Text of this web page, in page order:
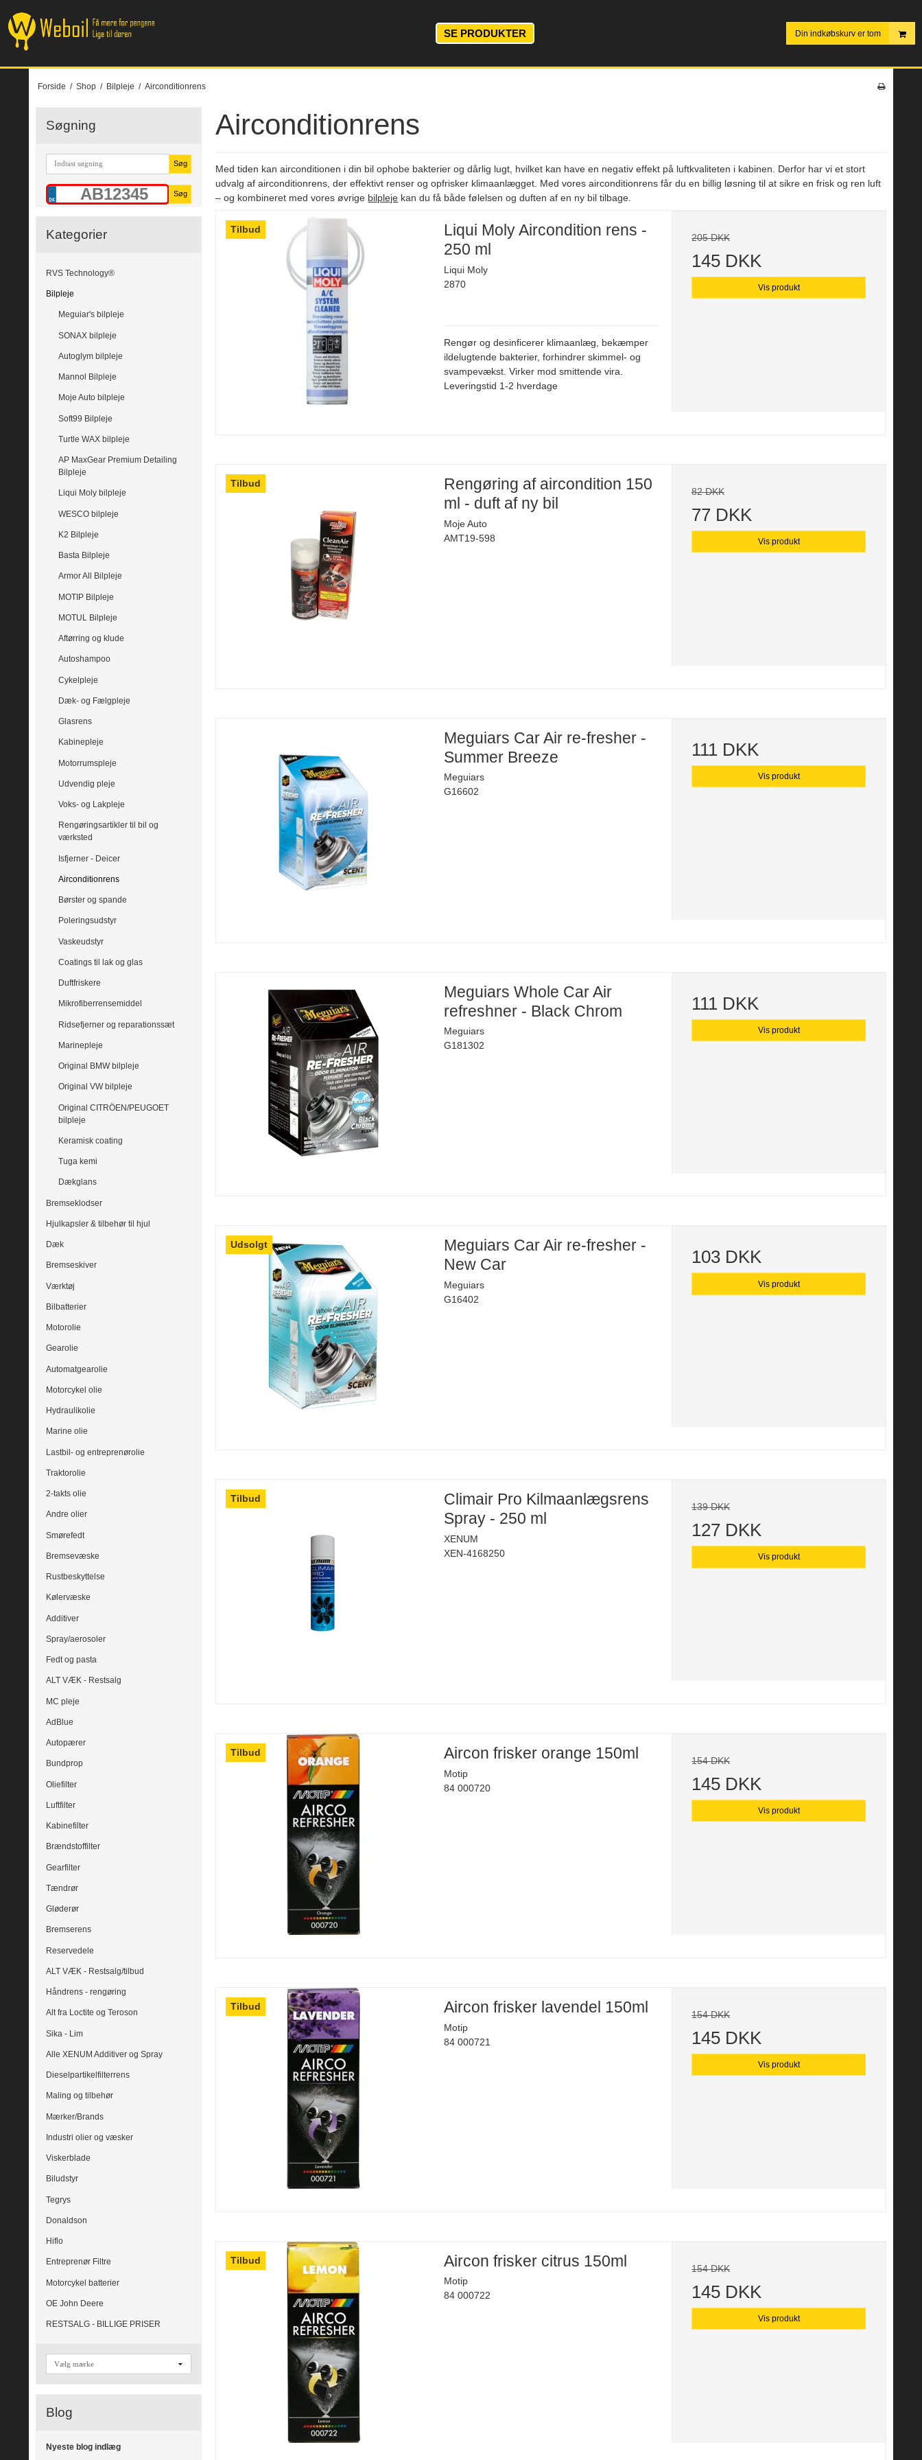
SE PRODUKTER Din indkøbskurv er tom
Forside / Shop / Bilpleje / Airconditionrens
Søgning
Søg
Søg
Kategorier
RVS Technology®
Bilpleje
Meguiar's bilpleje
SONAX bilpleje
Autoglym bilpleje
Mannol Bilpleje
Moje Auto bilpleje
Soft99 Bilpleje
Turtle WAX bilpleje
AP MaxGear Premium Detailing
Bilpleje
Liqui Moly bilpleje
WESCO bilpleje
K2 Bilpleje
Basta Bilpleje
Armor All Bilpleje
MOTIP Bilpleje
MOTUL Bilpleje
Aftørring og klude
Autoshampoo
Cykelpleje
Dæk- og Fælgpleje
Glasrens
Kabinepleje
Motorrumspleje
Udvendig pleje
Voks- og Lakpleje
Rengøringsartikler til bil og
værksted
Isfjerner - Deicer
Airconditionrens
Børster og spande
Poleringsudstyr
Vaskeudstyr
Coatings til lak og glas
Duftfriskere
Mikrofiberrensemiddel
Ridsefjerner og reparationssæt
Marinepleje
Original BMW bilpleje
Original VW bilpleje
Original CITRÖEN/PEUGOET
bilpleje
Keramisk coating
Tuga kemi
Dækglans
Bremseklodser
Hjulkapsler & tilbehør til hjul
Dæk
Bremseskiver
Værktøj
Bilbatterier
Motorolie
Gearolie
Automatgearolie
Motorcykel olie
Hydraulikolie
Marine olie
Lastbil- og entreprenørolie
Traktorolie
2-takts olie
Andre olier
Smørefedt
Bremsevæske
Rustbeskyttelse
Kølervæske
Additiver
Spray/aerosoler
Fedt og pasta
ALT VÆK - Restsalg
MC pleje
AdBlue
Autopærer
Bundprop
Oliefilter
Luftfilter
Kabinefilter
Brændstoffilter
Gearfilter
Tændrør
Gløderør
Bremserens
Reservedele
ALT VÆK - Restsalg/tilbud
Håndrens - rengøring
Alt fra Loctite og Teroson
Sika - Lim
Alle XENUM Additiver og Spray
Dieselpartikelfilterrens
Maling og tilbehør
Mærker/Brands
Industri olier og væsker
Viskerblade
Biludstyr
Tegrys
Donaldson
Hiflo
Entreprenør Filtre
Motorcykel batterier
OE John Deere
RESTSALG - BILLIGE PRISER
Blog
Nyeste blog indlæg
Airconditionrens
Med tiden kan airconditionen i din bil ophobe bakterier og dårlig lugt, hvilket kan have en negativ effekt på luftkvaliteten i kabinen. Derfor har vi et stort
udvalg af airconditionrens, der effektivt renser og opfrisker klimaanlægget. Med vores airconditionrens får du en billig løsning til at sikre en frisk og ren luft
– og kombineret med vores øvrige bilpleje kan du få både følelsen og duften af en ny bil tilbage.
Tilbud
Liqui Moly Aircondition rens -
250 ml
Liqui Moly
2870
Rengør og desinficerer klimaanlæg, bekæmper
ildelugtende bakterier, forhindrer skimmel- og
svampevækst. Virker mod smittende vira.
Leveringstid 1-2 hverdage
205 DKK
145 DKK
Vis produkt
Tilbud
Rengøring af aircondition 150
ml - duft af ny bil
Moje Auto
AMT19-598
82 DKK
77 DKK
Vis produkt
Meguiars Car Air re-fresher -
Summer Breeze
Meguiars
G16602
111 DKK
Vis produkt
Meguiars Whole Car Air
refreshner - Black Chrom
Meguiars
G181302
111 DKK
Vis produkt
Udsolgt
Meguiars Car Air re-fresher -
New Car
Meguiars
G16402
103 DKK
Vis produkt
Tilbud
Climair Pro Kilmaanlægsrens
Spray - 250 ml
XENUM
XEN-4168250
139 DKK
127 DKK
Vis produkt
Tilbud Aircon frisker orange 150ml
Motip
84 000720
154 DKK
145 DKK
Vis produkt
Tilbud Aircon frisker lavendel 150ml
Motip
84 000721
154 DKK
145 DKK
Vis produkt
Tilbud Aircon frisker citrus 150ml
Motip
84 000722
154 DKK
145 DKK
Vis produkt